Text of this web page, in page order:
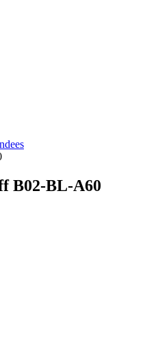
B02-BL-A60